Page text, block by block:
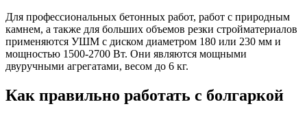
Для профессиональных бетонных работ, работ с природным
камнем, а также для больших объемов резки стройматериалов
применяются УШМ с диском диаметром 180 или 230 мм и
мощностью 1500-2700 Вт. Они являются мощными
двуручными агрегатами, весом до 6 кг.
Как правильно работать с болгаркой